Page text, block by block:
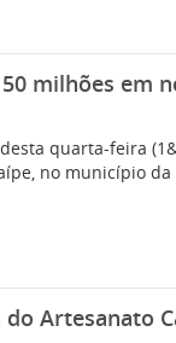
milhões em
quarta-feira
no município
Artesanato